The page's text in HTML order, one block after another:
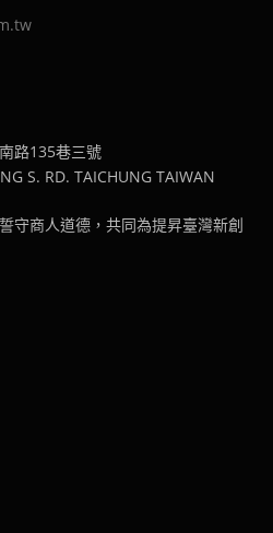
路135巷三號
S. RD. TAICHUNG TAIWAN
守商人道德，共同為提昇臺灣新創